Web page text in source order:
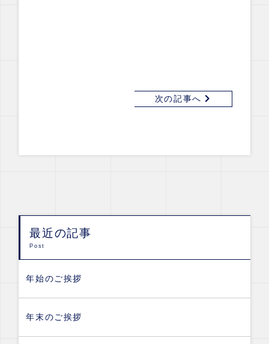
次の記事へ
最近の記事
Post
年始のご挨拶
年末のご挨拶